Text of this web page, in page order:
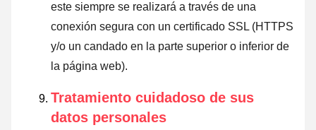
este siempre se realizará a través de una
conexión segura con un certificado SSL (HTTPS
y/o un candado en la parte superior o inferior de
la página web).
Tratamiento cuidadoso de sus
datos personales